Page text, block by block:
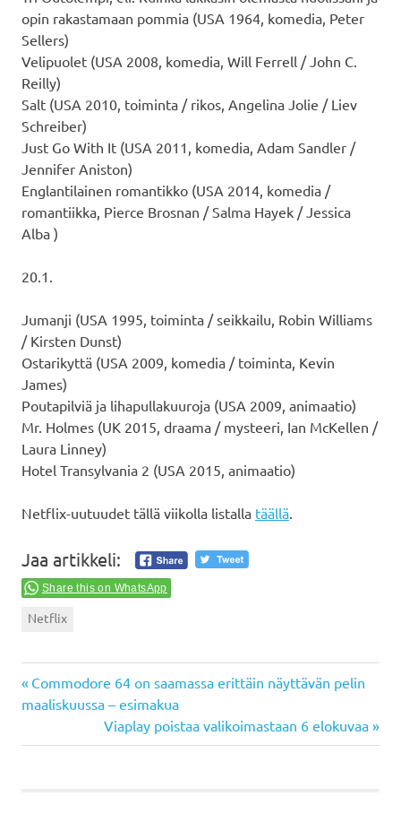
opin rakastamaan pommia (USA 1964, komedia, Peter
Sellers)
Velipuolet (USA 2008, komedia, Will Ferrell / John C.
Reilly)
Salt (USA 2010, toiminta / rikos, Angelina Jolie / Liev
Schreiber)
Just Go With It (USA 2011, komedia, Adam Sandler /
Jennifer Aniston)
Englantilainen romantikko (USA 2014, komedia /
romantiikka, Pierce Brosnan / Salma Hayek / Jessica
Alba )
20.1.
Jumanji (USA 1995, toiminta / seikkailu, Robin Williams
/ Kirsten Dunst)
Ostarikyttä (USA 2009, komedia / toiminta, Kevin
James)
Poutapilviä ja lihapullakuuroja (USA 2009, animaatio)
Mr. Holmes (UK 2015, draama / mysteeri, Ian McKellen /
Laura Linney)
Hotel Transylvania 2 (USA 2015, animaatio)
Netflix-uutuudet tällä viikolla listalla täällä
Jaa artikkeli:
Share this on WhatsApp
Netflix
Artikkelien
Previous
Post:
Commodore 64 on saamassa erittäin näyttävän pelin
maaliskuussa – esimakua
Next
Post:
Viaplay poistaa valikoimastaan 6 elokuvaa